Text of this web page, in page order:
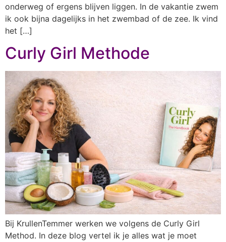
onderweg of ergens blijven liggen. In de vakantie zwem
ik ook bijna dagelijks in het zwembad of de zee. Ik vind
het […]
Curly Girl Methode
Bij KrullenTemmer werken we volgens de Curly Girl
Method. In deze blog vertel ik je alles wat je moet